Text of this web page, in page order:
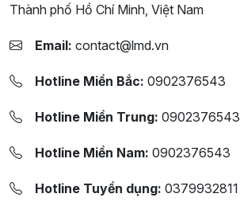
Thành phố Hồ Chí Minh, Việt Nam
Email: contact@lmd.vn
Hotline Miền Bắc: 0902376543
Hotline Miền Trung: 0902376543
Hotline Miền Nam: 0902376543
Hotline Tuyển dụng: 0379932811